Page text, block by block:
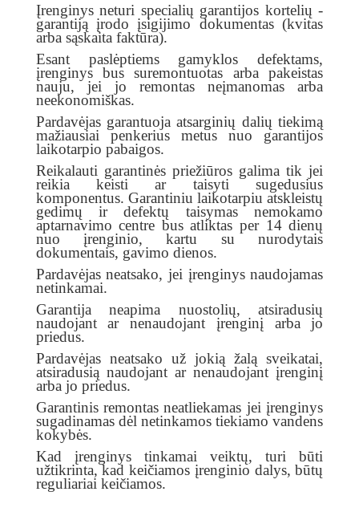
Įrenginys neturi specialių garantijos kortelių -
garantiją įrodo įsigijimo dokumentas (kvitas
arba sąskaita faktūra).
Esant paslėptiems gamyklos defektams,
įrenginys bus suremontuotas arba pakeistas
nauju, jei jo remontas neįmanomas arba
neekonomiškas.
Pardavėjas garantuoja atsarginių dalių tiekimą
mažiausiai penkerius metus nuo garantijos
laikotarpio pabaigos.
Reikalauti garantinės priežiūros galima tik jei
reikia keisti ar taisyti sugedusius
komponentus. Garantiniu laikotarpiu atskleistų
gedimų ir defektų taisymas nemokamo
aptarnavimo centre bus atliktas per 14 dienų
nuo įrenginio, kartu su nurodytais
dokumentais, gavimo dienos.
Pardavėjas neatsako, jei įrenginys naudojamas
netinkamai.
Garantija neapima nuostolių, atsiradusių
naudojant ar nenaudojant įrenginį arba jo
priedus.
Pardavėjas neatsako už jokią žalą sveikatai,
atsiradusią naudojant ar nenaudojant įrenginį
arba jo priedus.
Garantinis remontas neatliekamas jei įrenginys
sugadinamas dėl netinkamos tiekiamo vandens
kokybės.
Kad įrenginys tinkamai veiktų, turi būti
užtikrinta, kad keičiamos įrenginio dalys, būtų
reguliariai keičiamos.